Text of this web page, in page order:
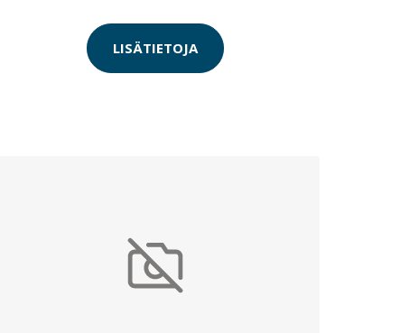
LISÄTIETOJA